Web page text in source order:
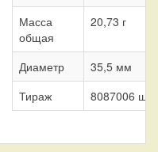
Масса
общая
20,73 г
Диаметр
35,5 мм
Тираж
8087006 шт.